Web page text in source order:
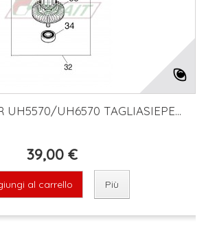
UH5570/UH6570 TAGLIASIEPE...
39,00 €
al carrello Più